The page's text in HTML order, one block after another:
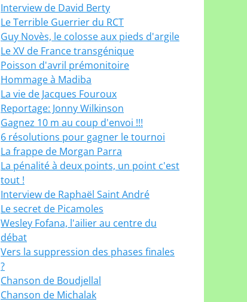
Interview de David Berty
Le Terrible Guerrier du RCT
Guy Novès, le colosse aux pieds d'argile
Le XV de France transgénique
Poisson d'avril prémonitoire
Hommage à Madiba
La vie de Jacques Fouroux
Reportage: Jonny Wilkinson
Gagnez 10 m au coup d'envoi !!!
6 résolutions pour gagner le tournoi
La frappe de Morgan Parra
La pénalité à deux points, un point c'est
tout !
Interview de Raphaël Saint André
Le secret de Picamoles
Wesley Fofana, l'ailier au centre du
débat
Vers la suppression des phases finales
?
Chanson de Boudjellal
Chanson de Michalak